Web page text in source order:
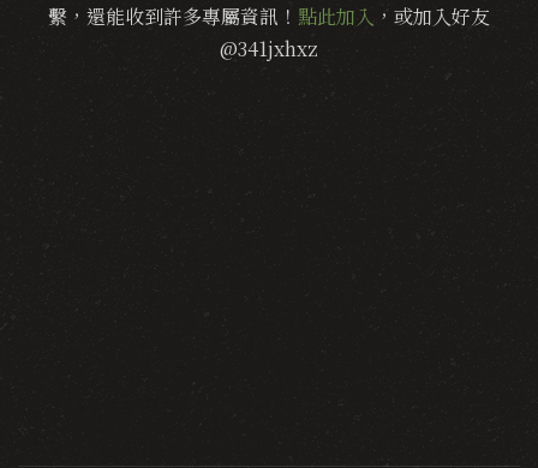
繫，還能收到許多專屬資訊！ 點此加入 ，或加入好友
@341jxhxz